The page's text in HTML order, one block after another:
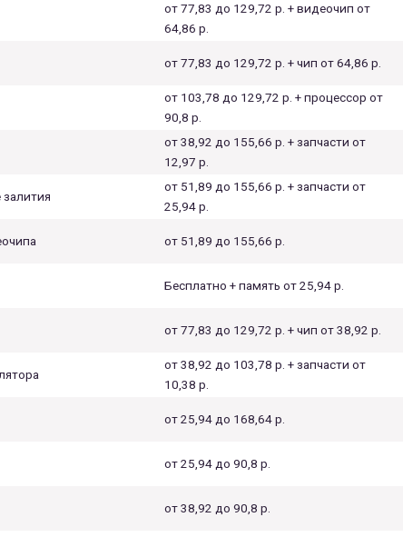
от 77,83 до 129,72 р. + видеочип от
64,86 р.
от 77,83 до 129,72 р. + чип от 64,86 р.
от 103,78 до 129,72 р. + процессор от
90,8 р.
от 38,92 до 155,66 р. + запчасти от
12,97 р.
от 51,89 до 155,66 р. + запчасти от
25,94 р.
от 51,89 до 155,66 р.
Бесплатно + память от 25,94 р.
от 77,83 до 129,72 р. + чип от 38,92 р.
от 38,92 до 103,78 р. + запчасти от
10,38 р.
от 25,94 до 168,64 р.
от 25,94 до 90,8 р.
от 38,92 до 90,8 р.